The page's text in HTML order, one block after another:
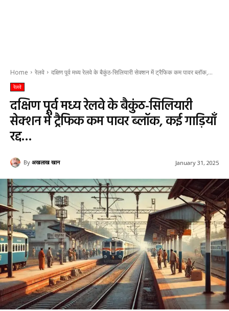
Home रेलवे दक्षिण पूर्व मध्य रेलवे के बैकुंठ-सिलियारी सेक्शन में ट्रैफिक कम पावर ब्लॉक,...
रेलवे
दक्षिण पूर्व मध्य रेलवे के बैकुंठ-सिलियारी
सेक्शन में ट्रैफिक कम पावर ब्लॉक, कई गाड़ियाँ
रद्द…
By अखलाख खान January 31, 2025